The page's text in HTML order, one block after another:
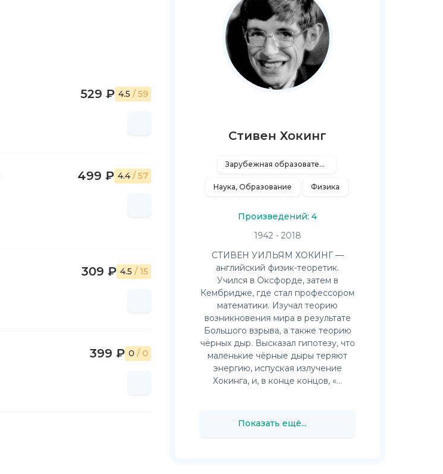
529 ₽ 4.5 / 59
499 ₽ 4.4 / 57
309 ₽ 4.5 / 15
399 ₽ 0 / 0
Стивен Хокинг
Зарубежная образовательная литература
Наука, Образование Физика
Произведений: 4
1942 - 2018
СТИВЕН УИЛЬЯМ ХОКИНГ —
английский физик-теоретик.
Учился в Оксфорде, затем в
Кембридже, где стал профессором
математики. Изучал теорию
возникновения мира в результате
Большого взрыва, а также теорию
чёрных дыр. Высказал гипотезу, что
маленькие чёрные дыры теряют
энергию, испуская излучение
Хокинга, и, в конце концов, «...
Показать ещё...